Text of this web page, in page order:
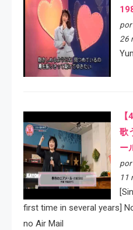
por
26
歌
ー
por
11
first time in several years]
no Air Mail